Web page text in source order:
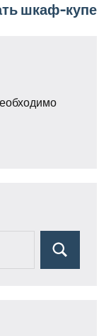
шкаф-купе
Поиск